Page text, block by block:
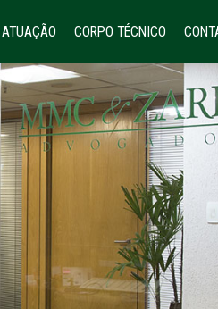
ATUAÇÃO CORPO TÉCNICO